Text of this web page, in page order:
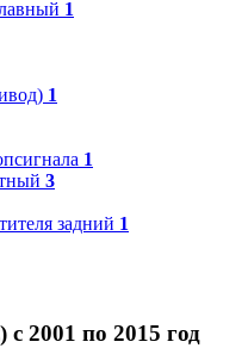
1
1
1
3
задний 1
2001 по 2015 год